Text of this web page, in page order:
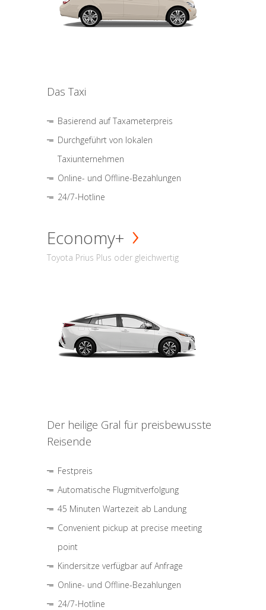
Das Taxi
Basierend auf Taxameterpreis
Durchgeführt von lokalen
Taxiunternehmen
Online- und Offline-Bezahlungen
24/7-Hotline
Economy+
Toyota Prius Plus oder gleichwertig
Der heilige Gral für preisbewusste
Reisende
Festpreis
Automatische Flugmitverfolgung
45 Minuten Wartezeit ab Landung
Convenient pickup at precise meeting
point
Kindersitze verfügbar auf Anfrage
Online- und Offline-Bezahlungen
24/7-Hotline